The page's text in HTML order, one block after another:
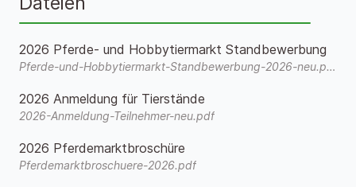
2026 Pferde- und Hobbytiermarkt Standbewerbung
Pferde-und-Hobbytiermarkt-Standbewerbung-2026-neu.pdf
2026 Anmeldung für Tierstände
2026-Anmeldung-Teilnehmer-neu.pdf
2026 Pferdemarktbroschüre
Pferdemarktbroschuere-2026.pdf